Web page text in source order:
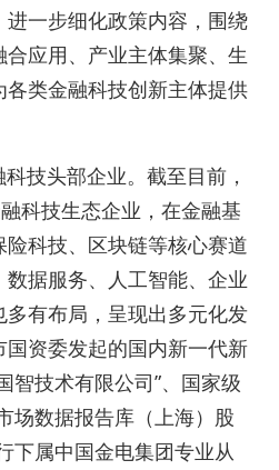
进一步细化政策内容，围绕
应用、产业主体集聚、生
类金融科技创新主体提供
技头部企业。截至目前，
科技生态企业，在金融基
科技、区块链等核心赛道
数据服务、人工智能、企业
有布局，呈现出多元化发
资委发起的国内新一代新
智技术有限公司”、国家级
场数据报告库（上海）股
下属中国金电集团专业从